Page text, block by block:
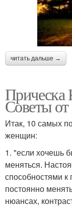
читать дальше →
Прическа
Советы
Итак, 10 самых
женщин:
1. "если хочешь
меняться.
способностями
постоянно
нюансах,